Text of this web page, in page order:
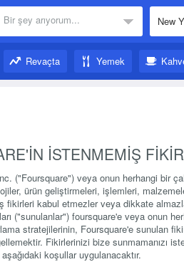
Bir şey arıyorum...
Revaçta Yemek
İSTENMEMİŞ
("Foursquare") veya onun herhangi bir
ürün geliştirmeleri, işlemleri,
fikirleri kabul etmezler veya dikkate
("sunulanlar") foursquare'e veya onun
stratejilerinin, Foursquare'e sunulan
Fikirlerinizi bize sunmamanızı
koşullar uygulanacaktır.